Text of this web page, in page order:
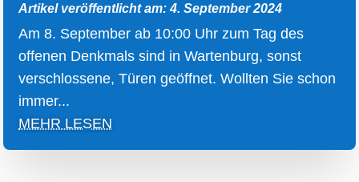
Artikel veröffentlicht am: 4. September 2024
Am 8. September ab 10:00 Uhr zum Tag des
offenen Denkmals sind in Wartenburg, sonst
verschlossene, Türen geöffnet. Wollten Sie schon
immer...
MEHR LESEN